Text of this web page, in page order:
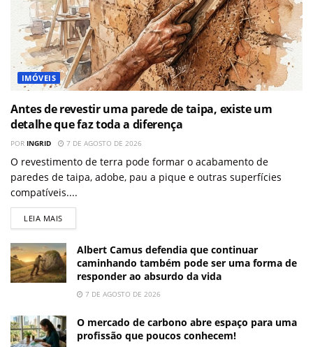
IMÓVEIS
Antes de revestir uma parede de taipa, existe um
detalhe que faz toda a diferença
POR INGRID 7 DE AGOSTO DE 2026
O revestimento de terra pode formar o acabamento de
paredes de taipa, adobe, pau a pique e outras superfícies
compatíveis....
LEIA MAIS
Albert Camus defendia que continuar
caminhando também pode ser uma forma de
responder ao absurdo da vida
7 DE AGOSTO DE 2026
O mercado de carbono abre espaço para uma
profissão que poucos conhecem!